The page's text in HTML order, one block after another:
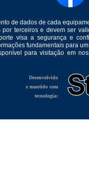
de dados de cada
terceiros e devem ser
visa a segurança e
fundamentais para
para visitação em
Desenvolvido
e mantido com
tecnologia: